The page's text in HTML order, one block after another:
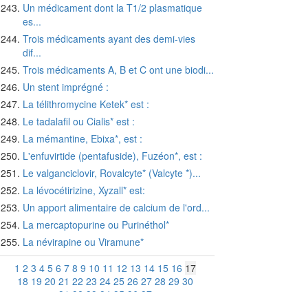
Un médicament dont la T1/2 plasmatique
es...
Trois médicaments ayant des demi-vies
dif...
Trois médicaments A, B et C ont une biodi...
Un stent imprégné :
La télithromycine Ketek* est :
Le tadalafil ou Cialis* est :
La mémantine, Ebixa*, est :
L'enfuvirtide (pentafuside), Fuzéon*, est :
Le valganciclovir, Rovalcyte* (Valcyte *)...
La lévocétirizine, Xyzall* est:
Un apport alimentaire de calcium de l'ord...
La mercaptopurine ou Purinéthol*
La névirapine ou Viramune*
1 2 3 4 5 6 7 8 9 10 11 12 13 14 15 16 17
18 19 20 21 22 23 24 25 26 27 28 29 30